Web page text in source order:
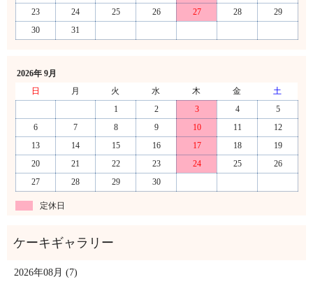
23
24 25 26 27 28
29
30
31
2026年 9月
日
月 火 水 木 金
土
1
2 3 4
5
6
7 8 9 10 11
12
13
14 15 16 17 18
19
20
21 22 23 24 25
26
27
28 29 30
定休日
2026年08月 (7)